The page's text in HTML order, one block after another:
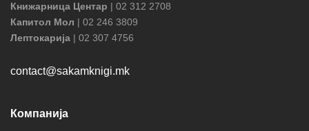
Книжарница Центар | 02 312 2708
Капитол Мол | 02 246 3809
Лептокарија | 02 307 4756
contact@sakamknigi.mk
Компанија